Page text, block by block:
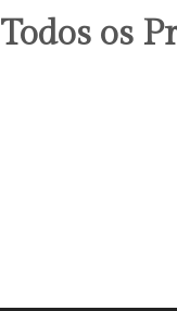
Todos os